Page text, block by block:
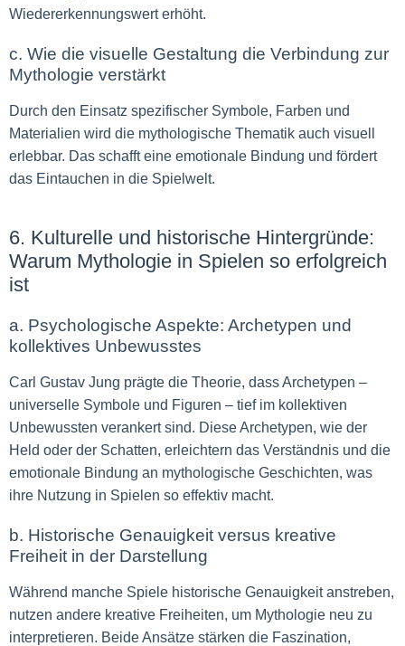
Wiedererkennungswert erhöht.
c. Wie die visuelle Gestaltung die Verbindung zur
Mythologie verstärkt
Durch den Einsatz spezifischer Symbole, Farben und
Materialien wird die mythologische Thematik auch visuell
erlebbar. Das schafft eine emotionale Bindung und fördert
das Eintauchen in die Spielwelt.
6. Kulturelle und historische Hintergründe:
Warum Mythologie in Spielen so erfolgreich
ist
a. Psychologische Aspekte: Archetypen und
kollektives Unbewusstes
Carl Gustav Jung prägte die Theorie, dass Archetypen –
universelle Symbole und Figuren – tief im kollektiven
Unbewussten verankert sind. Diese Archetypen, wie der
Held oder der Schatten, erleichtern das Verständnis und die
emotionale Bindung an mythologische Geschichten, was
ihre Nutzung in Spielen so effektiv macht.
b. Historische Genauigkeit versus kreative
Freiheit in der Darstellung
Während manche Spiele historische Genauigkeit anstreben,
nutzen andere kreative Freiheiten, um Mythologie neu zu
interpretieren. Beide Ansätze stärken die Faszination,